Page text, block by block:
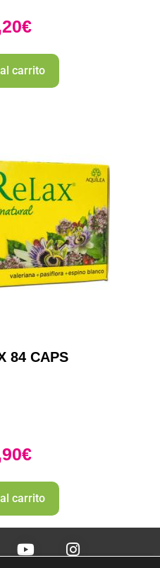
€
carrito
84 CAPS
€
carrito